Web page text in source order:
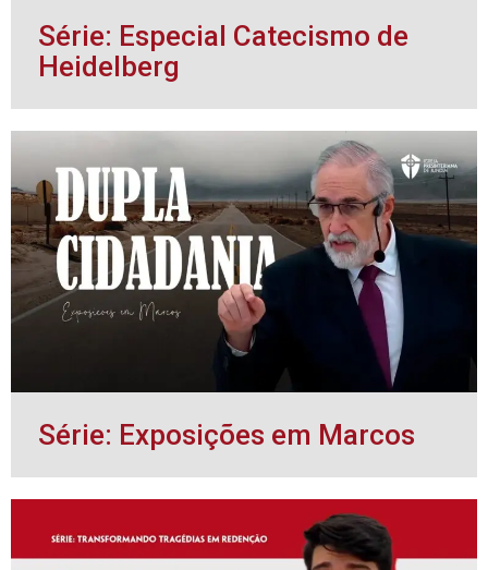
Série: Especial Catecismo de
Heidelberg
Série: Exposições em Marcos